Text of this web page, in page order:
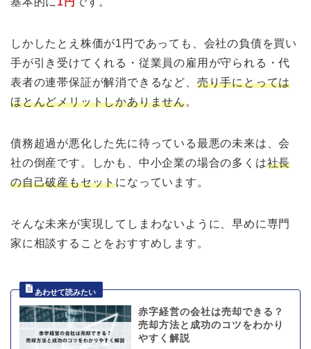
しかしたとえ株価が1円であっても、会社の負債を買い
手が引き受けてくれる・従業員の雇用が守られる・代
表者の連帯保証が解消できるなど、 売り手にとっては
ほとんどメリットしかありません。
債務超過が悪化した先に待っている最悪の未来は、会
社の倒産です。しかも、中小企業の場合の多くは社長
の自己破産もセットになっています。
そんな未来が実現してしまわないように、早めに専門
家に相談することをおすすめします。
赤字経営の会社は売却できる？
売却方法と成功のコツをわかり
やすく解説